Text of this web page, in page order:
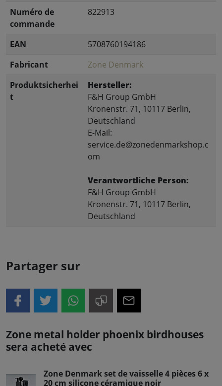
Numéro de
commande
822913
EAN
5708760194186
Fabricant
Zone Denmark
Produktsicherhei
t
Hersteller:
F&H Group GmbH
Kronenstr. 71, 10117 Berlin,
Deutschland
E-Mail:
service.de@zonedenmarkshop.c
om
Verantwortliche Person:
F&H Group GmbH
Kronenstr. 71, 10117 Berlin,
Deutschland
Partager sur
Zone metal holder phoenix birdhouses
sera acheté avec
Zone Denmark set de vaisselle 4 pièces 6 x
20 cm silicone céramique noir